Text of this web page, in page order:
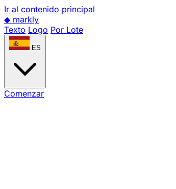
Ir al contenido principal
◆ markly
Texto Logo Por Lote
ES
Comenzar